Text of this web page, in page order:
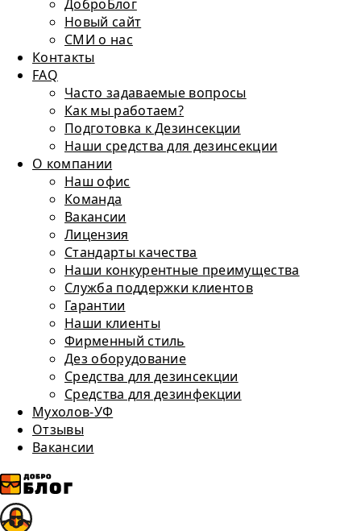
ДоброБлог
Новый сайт
СМИ о нас
Контакты
FAQ
Часто задаваемые вопросы
Как мы работаем?
Подготовка к Дезинсекции
Наши средства для дезинсекции
О компании
Наш офис
Команда
Вакансии
Лицензия
Стандарты качества
Наши конкурентные преимущества
Служба поддержки клиентов
Гарантии
Наши клиенты
Фирменный стиль
Дез оборудование
Средства для дезинсекции
Средства для дезинфекции
Мухолов-УФ
Отзывы
Вакансии